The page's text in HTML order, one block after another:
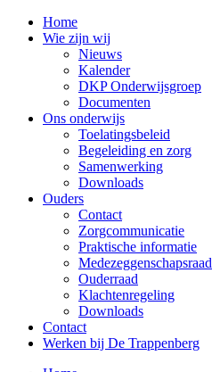
Home
Wie zijn wij
Nieuws
Kalender
DKP Onderwijsgroep
Documenten
Ons onderwijs
Toelatingsbeleid
Begeleiding en zorg
Samenwerking
Downloads
Ouders
Contact
Zorgcommunicatie
Praktische informatie
Medezeggenschapsraad
Ouderraad
Klachtenregeling
Downloads
Contact
Werken bij De Trappenberg